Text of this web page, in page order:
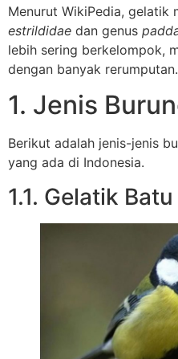
Menurut WikiPedia, gelatik
estrildidae dan genus
lebih sering berkelompok,
dengan banyak rerumputan.
1. Jenis
Berikut adalah jenis-jenis
yang ada di Indonesia.
1.1. Gelatik Batu